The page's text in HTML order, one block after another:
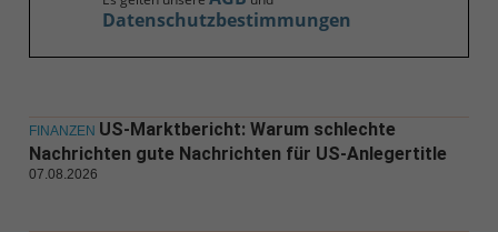
Datenschutzbestimmungen
FINANZEN US-Marktbericht: Warum schlechte
Nachrichten gute Nachrichten für US-Anlegertitle
07.08.2026